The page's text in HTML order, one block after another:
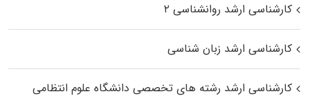
کارشناسی ارشد روانشناسی ۲
کارشناسی ارشد زبان شناسی
کارشناسی ارشد رﺷﺘﻪ ﻫﺎی تخصصی داﻧﺸﮕﺎه ﻋﻠﻮم انتظامی